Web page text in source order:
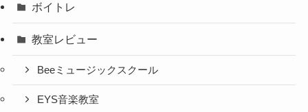
ボイトレ
教室レビュー
Beeミュージックスクール
EYS音楽教室